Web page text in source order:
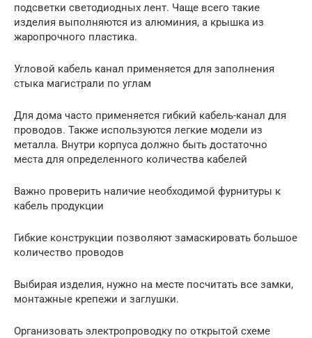
подсветки светодиодных лент. Чаще всего такие
изделия выполняются из алюминия, а крышка из
жаропрочного пластика.
Угловой кабель канал применяется для заполнения
стыка магистрали по углам
Для дома часто применяется гибкий кабель-канал для
проводов. Также используются легкие модели из
металла. Внутри корпуса должно быть достаточно
места для определенного количества кабелей
Важно проверить наличие необходимой фурнитуры к
кабель продукции
Гибкие конструкции позволяют замаскировать большое
количество проводов
Выбирая изделия, нужно на месте посчитать все замки,
монтажные крепежи и заглушки.
Организовать электропроводку по открытой схеме